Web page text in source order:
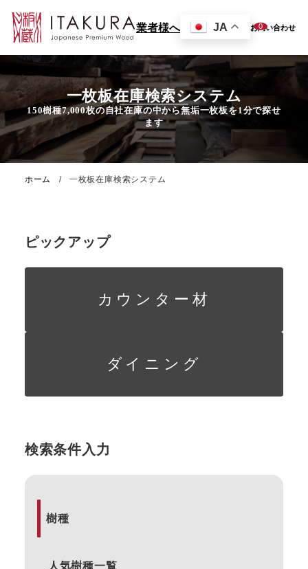
業者様へ JA 0
お問い合わせ
一枚板在庫検索システム
ホーム 一枚板在庫検索システム
ピックアップ
カウンター材
ダイニング
検索条件入力
樹種
人気樹種一覧